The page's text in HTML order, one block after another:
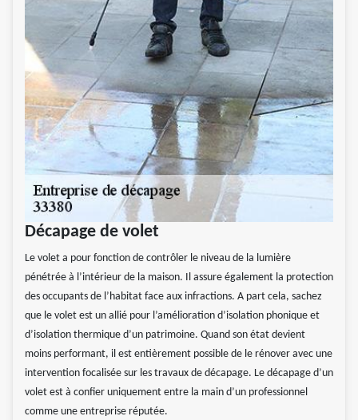
Décapage de volet
Le volet a pour fonction de contrôler le niveau de la lumière
pénétrée à l’intérieur de la maison. Il assure également la protection
des occupants de l’habitat face aux infractions. A part cela, sachez
que le volet est un allié pour l’amélioration d’isolation phonique et
d’isolation thermique d’un patrimoine. Quand son état devient
moins performant, il est entièrement possible de le rénover avec une
intervention focalisée sur les travaux de décapage. Le décapage d’un
volet est à confier uniquement entre la main d’un professionnel
comme une entreprise réputée.